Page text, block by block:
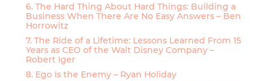
6. The Hard Thing About Hard Things: Building a
Business When There Are No Easy Answers – Ben
Horrowitz
7. The Ride of a Lifetime: Lessons Learned From 15
Years as CEO of the Walt Disney Company –
Robert Iger
8. Ego Is the Enemy – Ryan Holiday